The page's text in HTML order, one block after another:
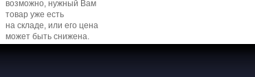
возможно, нужный Вам
товар уже есть
на складе, или его цена
может быть снижена.